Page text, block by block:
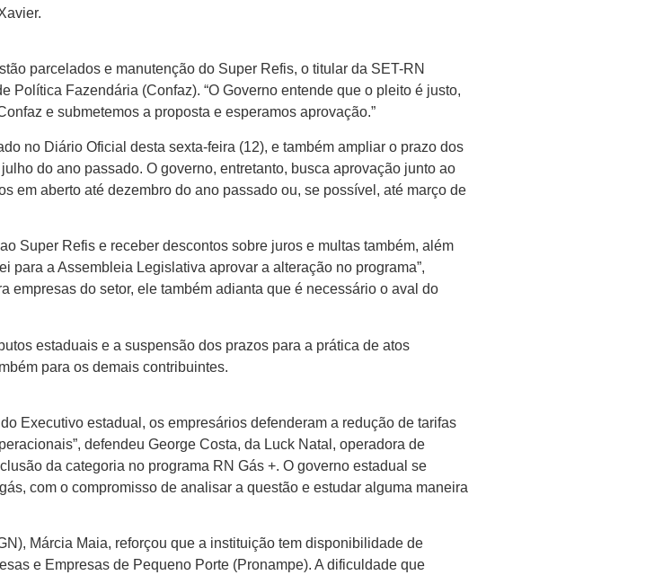
parcelados e manutenção do Super Refis, o titular da SET-RN
Fazendária (Confaz). “O Governo entende que o pleito é justo,
e submetemos a proposta e esperamos aprovação.”
no Diário Oficial desta sexta-feira (12), e também ampliar o prazo dos
do ano passado. O governo, entretanto, busca aprovação junto ao
em aberto até dezembro do ano passado ou, se possível, até março de
Super Refis e receber descontos sobre juros e multas também, além
para a Assembleia Legislativa aprovar a alteração no programa”,
do setor, ele também adianta que é necessário o aval do
estaduais e a suspensão dos prazos para a prática de atos
para os demais contribuintes.
Executivo estadual, os empresários defenderam a redução de tarifas
defendeu George Costa, da Luck Natal, operadora de
da categoria no programa RN Gás +. O governo estadual se
com o compromisso de analisar a questão e estudar alguma maneira
Márcia Maia, reforçou que a instituição tem disponibilidade de
e Empresas de Pequeno Porte (Pronampe). A dificuldade que